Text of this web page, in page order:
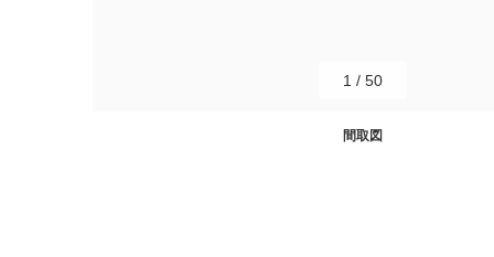
間取図
1 / 50